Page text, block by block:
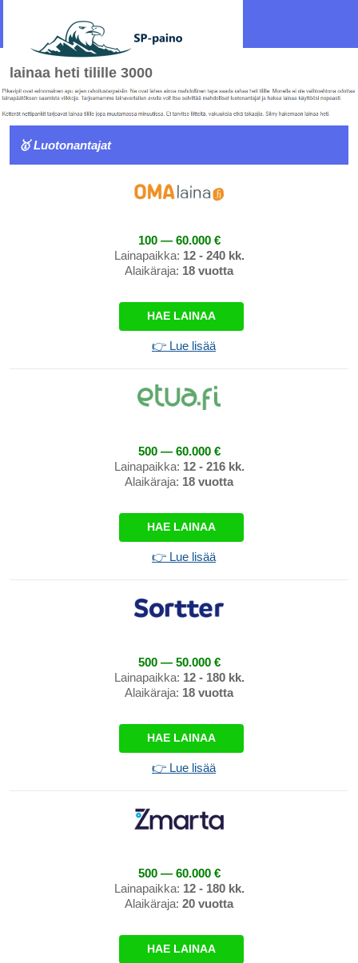
lainaa heti tilille 3000
🥇 Luotonantajat
100 — 60.000 €
Lainapaikka: 12 - 240 kk.
Alaikäraja: 18 vuotta
HAE LAINAA
👉 Lue lisää
500 — 60.000 €
Lainapaikka: 12 - 216 kk.
Alaikäraja: 18 vuotta
HAE LAINAA
👉 Lue lisää
500 — 50.000 €
Lainapaikka: 12 - 180 kk.
Alaikäraja: 18 vuotta
HAE LAINAA
👉 Lue lisää
500 — 60.000 €
Lainapaikka: 12 - 180 kk.
Alaikäraja: 20 vuotta
HAE LAINAA